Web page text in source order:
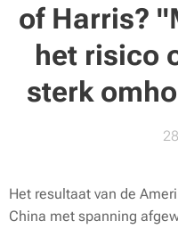
of Harris?
het risico
sterk
Het resultaat van de
China met spanning